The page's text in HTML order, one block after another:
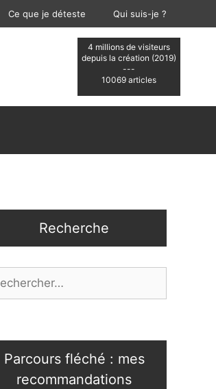
Ce que je déteste Qui suis-je ?
4 millions de visiteurs
depuis la création (2019)
---
10069 articles
Recherche
Parcours fléché : mes
recommandations